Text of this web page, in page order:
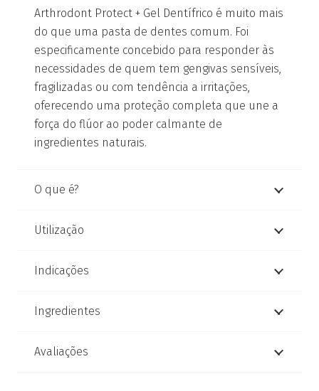
Arthrodont Protect + Gel Dentífrico é muito mais
do que uma pasta de dentes comum. Foi
especificamente concebido para responder às
necessidades de quem tem gengivas sensíveis,
fragilizadas ou com tendência a irritações,
oferecendo uma proteção completa que une a
força do flúor ao poder calmante de
ingredientes naturais.
O que é?
Utilização
Indicações
Ingredientes
Avaliações